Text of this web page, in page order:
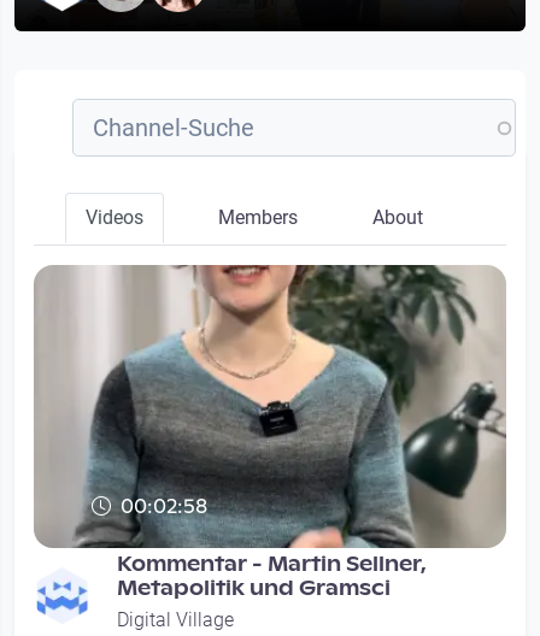
Videos Members About
00:02:58
Kommentar - Martin Sellner,
Metapolitik und Gramsci
Digital Village